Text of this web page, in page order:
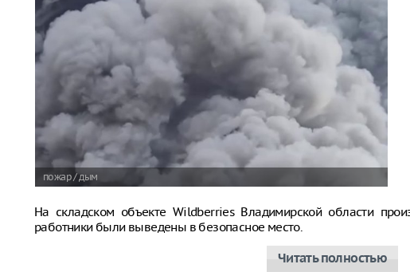
пожар / дым
На складском объекте Wildberries Владимирской области
работники были выведены в безопасное место.
Читать полностью